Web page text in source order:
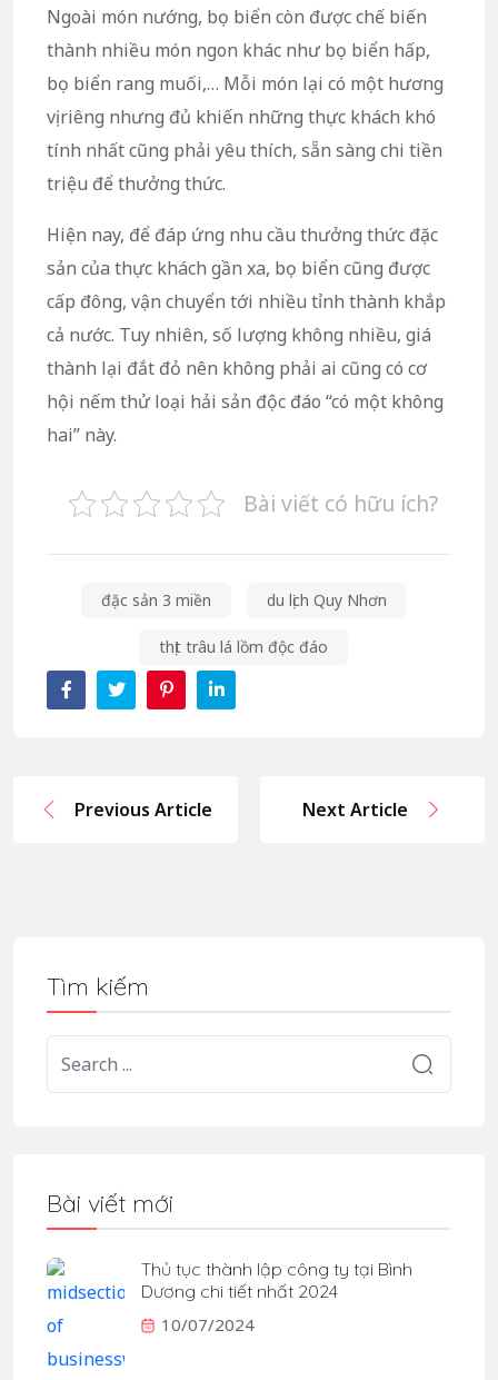
Ngoài món nướng, bọ biển còn được chế biến
thành nhiều món ngon khác như bọ biển hấp,
bọ biển rang muối,… Mỗi món lại có một hương
vị riêng nhưng đủ khiến những thực khách khó
tính nhất cũng phải yêu thích, sẵn sàng chi tiền
triệu để thưởng thức.
Hiện nay, để đáp ứng nhu cầu thưởng thức đặc
sản của thực khách gần xa, bọ biển cũng được
cấp đông, vận chuyển tới nhiều tỉnh thành khắp
cả nước. Tuy nhiên, số lượng không nhiều, giá
thành lại đắt đỏ nên không phải ai cũng có cơ
hội nếm thử loại hải sản độc đáo “có một không
hai” này.
Bài viết có hữu ích?
đặc sản 3 miền du lịch Quy Nhơn
thịt trâu lá lồm độc đáo
Previous Article Next Article
Tìm kiếm
Bài viết mới
Thủ tục thành lập công ty tại Bình
Dương chi tiết nhất 2024
10/07/2024